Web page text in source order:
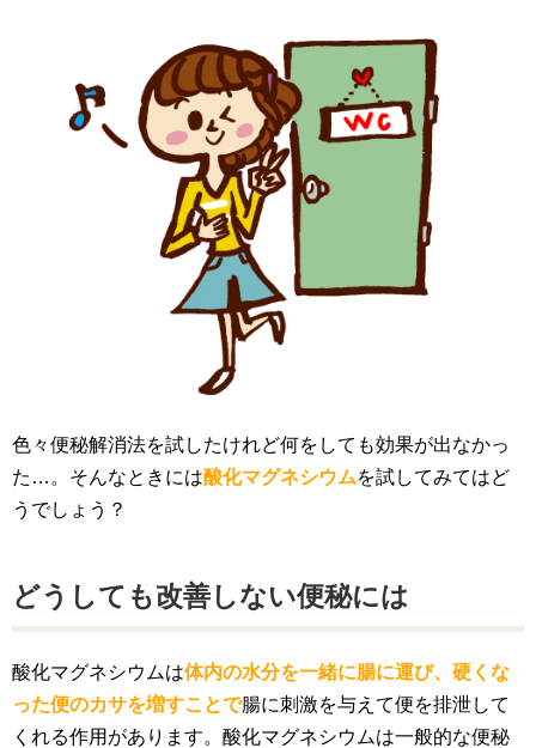
色々便秘解消法を試したけれど何をしても効果が出なかっ
た…。そんなときには酸化マグネシウムを試してみてはど
うでしょう？
どうしても改善しない便秘には
酸化マグネシウムは体内の水分を一緒に腸に運び、硬くな
った便のカサを増すことで腸に刺激を与えて便を排泄して
くれる作用があります。酸化マグネシウムは一般的な便秘